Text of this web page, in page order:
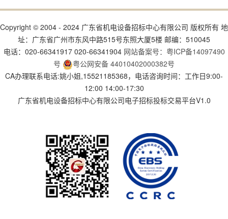
Copyright © 2004 - 2024 广东省机电设备招标中心有限公司 版权所有 地
址：广东省广州市东风中路515号东照大厦5楼 邮编：510045
电话：020-66341917 020-66341904 网站备案号：粤ICP备14097490
号
粤公网安备 44010402000382号
CA办理联系电话:姚小姐,15521185368，电话咨询时间：工作日9:00-
12:00 14:00-17:30
广东省机电设备招标中心有限公司电子招标投标交易平台V1.0